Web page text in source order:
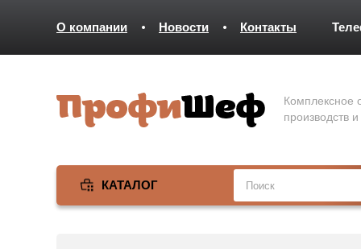
О компании Новости Контакты
Комплексное
производств
КАТАЛОГ